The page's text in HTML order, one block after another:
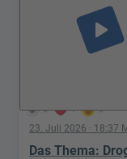
5 1 0
play_arrow
23. Juli 2026 · 18:37
Das Thema: